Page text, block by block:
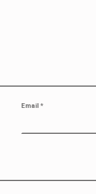
Email *